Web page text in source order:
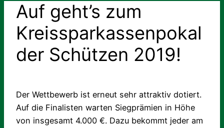
Auf geht’s zum
Kreissparkassenpokal
der Schützen 2019!
Der Wettbewerb ist erneut sehr attraktiv dotiert.
Auf die Finalisten warten Siegprämien in Höhe
von insgesamt 4.000 €. Dazu bekommt jeder am